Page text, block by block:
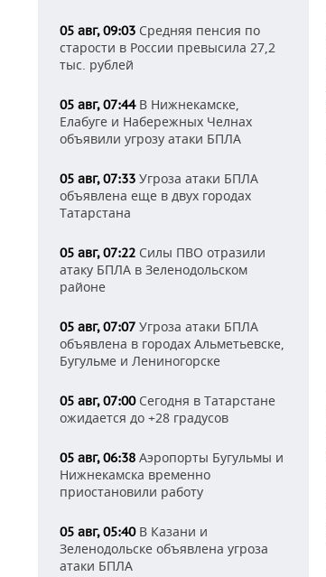
05 авг, 09:03 Средняя пенсия по
старости в России превысила 27,2
тыс. рублей
05 авг, 07:44В Нижнекамске,
Елабуге и Набережных Челнах
объявили угрозу атаки БПЛА
05 авг, 07:33 Угроза атаки БПЛА
объявлена еще в двух городах
Татарстана
05 авг, 07:22 Силы ПВО отразили
атаку БПЛА в Зеленодольском
районе
05 авг, 07:07 Угроза атаки БПЛА
объявлена в городах Альметьевске,
Бугульме и Лениногорске
05 авг, 07:00Сегодня в Татарстане
ожидается до +28 градусов
05 авг, 06:38 Аэропорты Бугульмы и
Нижнекамска временно
приостановили работу
05 авг, 05:40В Казани и
Зеленодольске объявлена угроза
атаки БПЛА